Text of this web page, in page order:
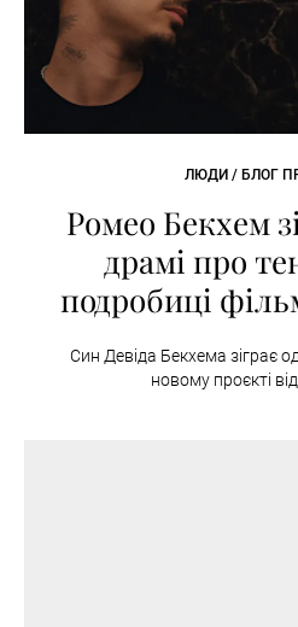
ЛЮДИ / БЛОГ
Ромео Бекхем
драмі про
подробиці
Син Девіда Бекхема зіграє
новому проєкті